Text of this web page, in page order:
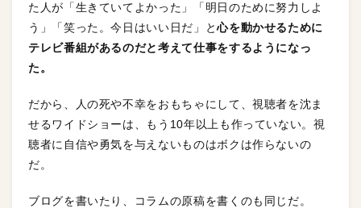
た人が「生きていてよかった」「明日のために努力しよ
う」「笑った。今日はいい日だ」と心を動かせるために
テレビ番組があるのだと考えて仕事をするようになっ
た。
だから、人の死や不幸をおもちゃにして、視聴者を沈ま
せるワイドショーは、もう10年以上も作っていない。視
聴者に自信や勇気を与えないものはボクは作らないの
だ。
ブログを書いたり、コラムの原稿を書くのも同じだ。